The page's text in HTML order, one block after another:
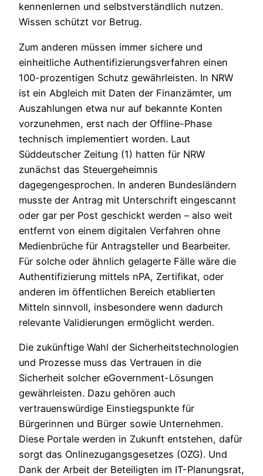
kennenlernen und selbstverständlich nutzen.
Wissen schützt vor Betrug.
Zum anderen müssen immer sichere und
einheitliche Authentifizierungsverfahren einen
100-prozentigen Schutz gewährleisten. In NRW
ist ein Abgleich mit Daten der Finanzämter, um
Auszahlungen etwa nur auf bekannte Konten
vorzunehmen, erst nach der Offline-Phase
technisch implementiert worden. Laut
Süddeutscher Zeitung (1) hatten für NRW
zunächst das Steuergeheimnis
dagegengesprochen. In anderen Bundesländern
musste der Antrag mit Unterschrift eingescannt
oder gar per Post geschickt werden – also weit
entfernt von einem digitalen Verfahren ohne
Medienbrüche für Antragsteller und Bearbeiter.
Für solche oder ähnlich gelagerte Fälle wäre die
Authentifizierung mittels nPA, Zertifikat, oder
anderen im öffentlichen Bereich etablierten
Mitteln sinnvoll, insbesondere wenn dadurch
relevante Validierungen ermöglicht werden.
Die zukünftige Wahl der Sicherheitstechnologien
und Prozesse muss das Vertrauen in die
Sicherheit solcher eGovernment-Lösungen
gewährleisten. Dazu gehören auch
vertrauenswürdige Einstiegspunkte für
Bürgerinnen und Bürger sowie Unternehmen.
Diese Portale werden in Zukunft entstehen, dafür
sorgt das Onlinezugangsgesetzes (OZG). Und
Dank der Arbeit der Beteiligten im IT-Planungsrat,